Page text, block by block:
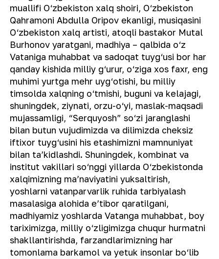
muallifi O‘zbekiston xalq shoiri, O‘zbekiston
Qahramoni Abdulla Oripov ekanligi, musiqasini
O‘zbekiston xalq artisti, atoqli bastakor Mutal
Burhonov yaratgani, madhiya – qalbida o‘z
Vataniga muhabbat va sadoqat tuyg‘usi bor har
qanday kishida milliy g‘urur, o‘ziga xos faxr, eng
muhimi yurtga mehr uyg‘otishi, bu milliy
timsolda xalqning o‘tmishi, buguni va kelajagi,
shuningdek, ziynati, orzu-o‘yi, maslak-maqsadi
mujassamligi, “Serquyosh” so‘zi jaranglashi
bilan butun vujudimizda va dilimizda cheksiz
iftixor tuyg‘usini his etashimizni mamnuniyat
bilan taʼkidlashdi. Shuningdek, kombinat va
institut vakillari so‘nggi yillarda O‘zbekistonda
xalqimizning maʼnaviyatini yuksaltirish,
yoshlarni vatanparvarlik ruhida tarbiyalash
masalasiga alohida eʼtibor qaratilgani,
madhiyamiz yoshlarda Vatanga muhabbat, boy
tariximizga, milliy o‘zligimizga chuqur hurmatni
shakllantirishda, farzandlarimizning har
tomonlama barkamol va yetuk insonlar bo‘lib